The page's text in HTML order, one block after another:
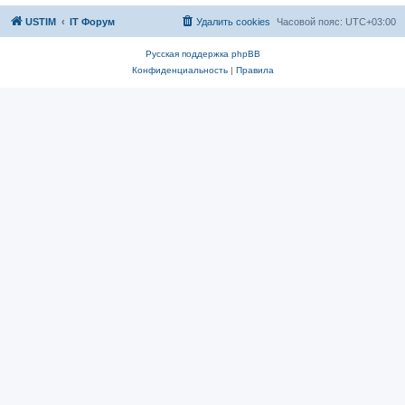
USTIM IT Форум Часовой пояс: UTC+03:00
Удалить cookies
Русская поддержка phpBB
Конфиденциальность| Правила